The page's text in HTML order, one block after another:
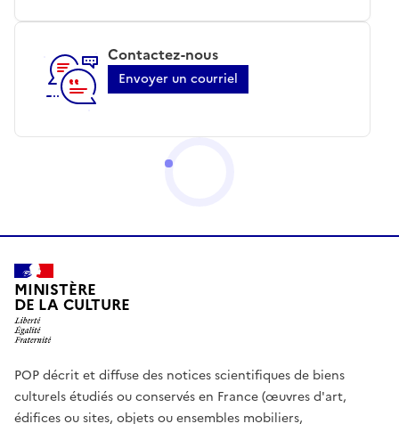
Contactez-nous
Envoyer un courriel
MINISTÈRE
DE LA CULTURE
POP décrit et diffuse des notices scientifiques de biens
culturels étudiés ou conservés en France (œuvres d'art,
édifices ou sites, objets ou ensembles mobiliers,